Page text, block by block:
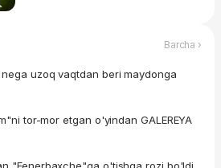
Barcha ›
uzoq vaqtdan beri maydonga
tor-mor etgan o'yindan GALEREYA
"Fenerbaxche"ga o'tishga rozi bo'ldi